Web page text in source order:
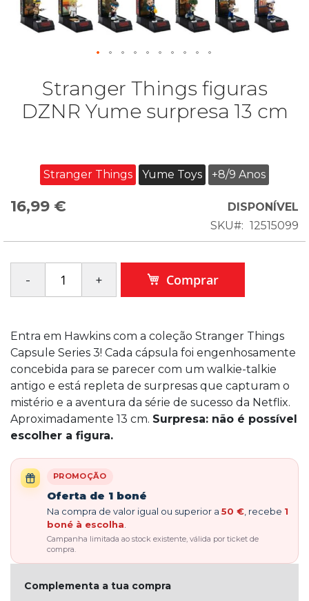
Stranger Things figuras
DZNR Yume surpresa 13 cm
Stranger Things Yume Toys +8/9 Anos
16,99 €
DISPONÍVEL
SKU
12515099
Comprar
Entra em Hawkins com a coleção Stranger Things
Capsule Series 3! Cada cápsula foi engenhosamente
concebida para se parecer com um walkie-talkie
antigo e está repleta de surpresas que capturam o
mistério e a aventura da série de sucesso da Netflix.
Aproximadamente 13 cm. Surpresa: não é possível
escolher a figura.
PROMOÇÃO
Oferta de 1 boné
Na compra de valor igual ou superior a 50 € , recebe 1
boné à escolha
Campanha limitada ao stock existente, válida por ticket de
compra.
Complementa a tua compra